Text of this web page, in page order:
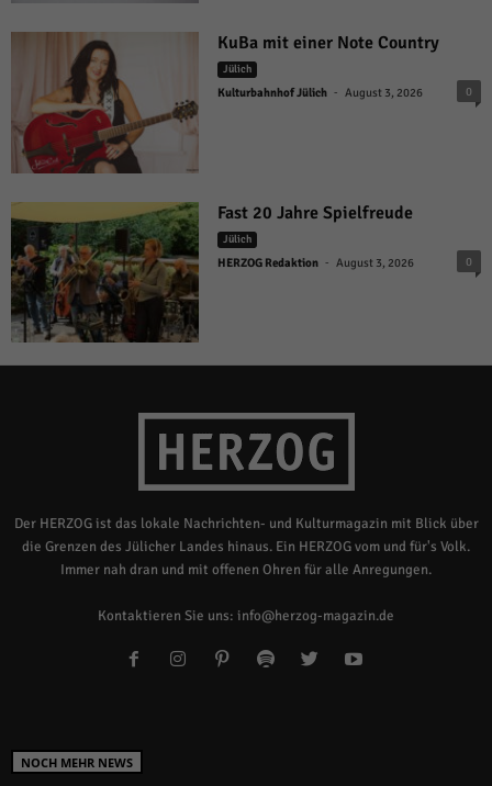
KuBa mit einer Note Country
Jülich
Kulturbahnhof Jülich - August 3, 2026 0
Fast 20 Jahre Spielfreude
Jülich
HERZOG Redaktion - August 3, 2026 0
Der HERZOG ist das lokale Nachrichten- und Kulturmagazin mit Blick über
die Grenzen des Jülicher Landes hinaus. Ein HERZOG vom und für's Volk.
Immer nah dran und mit offenen Ohren für alle Anregungen.
Kontaktieren Sie uns: info@herzog-magazin.de
NOCH MEHR NEWS